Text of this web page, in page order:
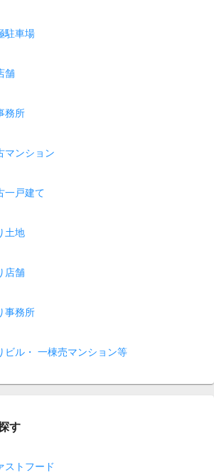
駐車場
舗
務所
マンション
一戸建て
土地
店舗
事務所
ビル・ 一棟売マンション等
す
ストフード